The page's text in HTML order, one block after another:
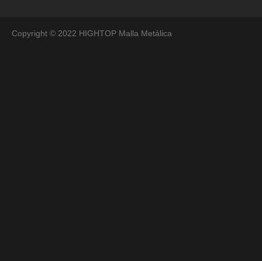
Copyright © 2022 HIGHTOP Malla Metálica